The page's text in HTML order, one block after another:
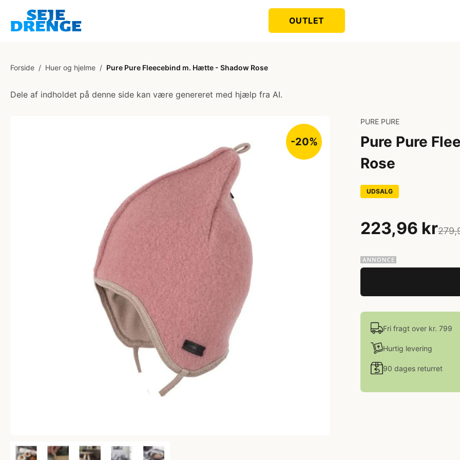
OUTLET
Forside / Huer og hjelme / Pure Pure Fleecebind m. Hætte - Shadow Rose
Dele af indholdet på denne side kan være genereret med hjælp fra AI.
-20%
PURE PURE
Pure Pure
Rose
UDSALG
223,96 kr
Fri fragt over kr. 799
Hurtig levering
90 dages returret